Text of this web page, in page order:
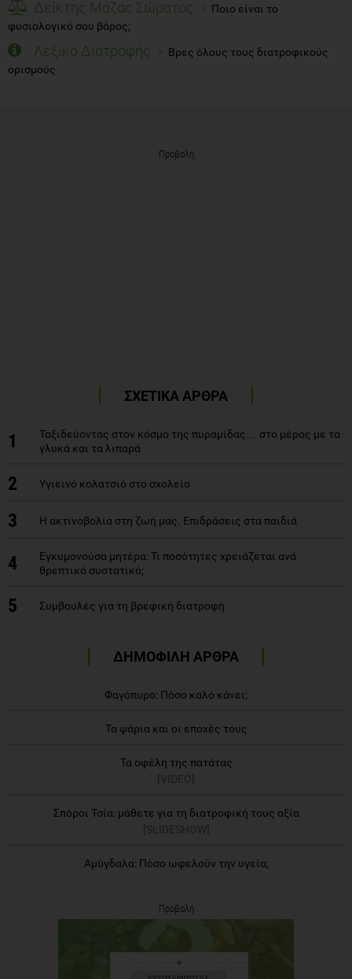
Δείκτης Μάζας Σώματος
Ποιο είναι το
φυσιολογικό σου βάρος;
Λεξικό Διατροφής
Βρες όλους τους διατροφικούς
ορισμούς
Προβολή
ΣΧΕΤΙΚΑ ΑΡΘΡΑ
1
Ταξιδεύοντας στον κόσμο της πυραμίδας… στο μέρος με τα
γλυκά και τα λιπαρά
2 Υγιεινό κολατσιό στο σχολείο
3 Η ακτινοβολία στη ζωή μας. Επιδράσεις στα παιδιά
4
Εγκυμονούσα μητέρα: Τι ποσότητες χρειάζεται ανά
θρεπτικό συστατικό;
5 Συμβουλές για τη βρεφική διατροφή
ΔΗΜΟΦΙΛΗ ΑΡΘΡΑ
Φαγόπυρο: Πόσο καλό κάνει;
Τα ψάρια και οι εποχές τους
Τα οφέλη της πατάτας
[VIDEO]
Σπόροι Τσία: μάθετε για τη διατροφική τους αξία
[SLIDESHOW]
Αμύγδαλα: Πόσο ωφελούν την υγεία;
Προβολή